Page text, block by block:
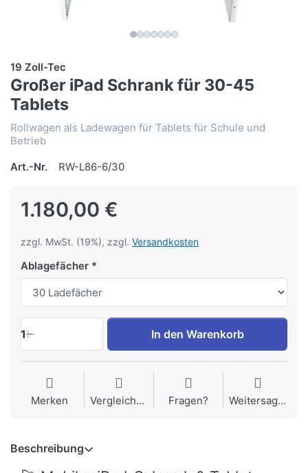
19 Zoll-Tec
Großer iPad Schrank für 30-45
Tablets
Rollwagen als Ladewagen für Tablets für Schule und
Betrieb
Art.-Nr.
RW-L86-6/30
1.180,00 €
zzgl. MwSt. (19%), zzgl. Versandkosten
Ablagefächer
1 In den Warenkorb
Merken Vergleichen Fragen? Weitersagen
Beschreibung